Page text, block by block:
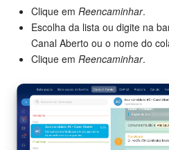
Base de conhecimento
Videoconferências em HD
Processos de negócio
Market (Aplicativos)
Clique em Reencaminhar.
Escolha da lista ou digite na
Canal Aberto ou o nome do
Clique em Reencaminhar.